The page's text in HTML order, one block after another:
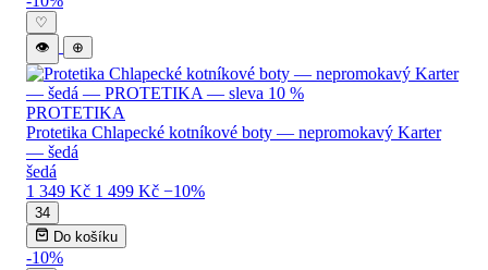
♡
👁
⊕
PROTETIKA
Protetika Chlapecké kotníkové boty — nepromokavý Karter
— šedá
šedá
1 349 Kč 1 499 Kč −10%
34
Do košíku
-10%